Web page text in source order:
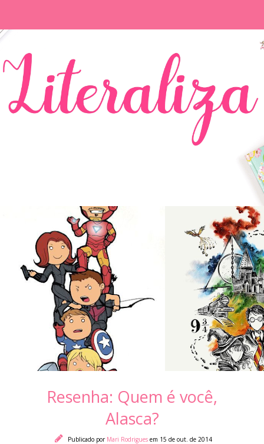
Resenha: Quem é você,
Alasca?
Publicado por Mari Rodrigues em 15 de out. de 2014